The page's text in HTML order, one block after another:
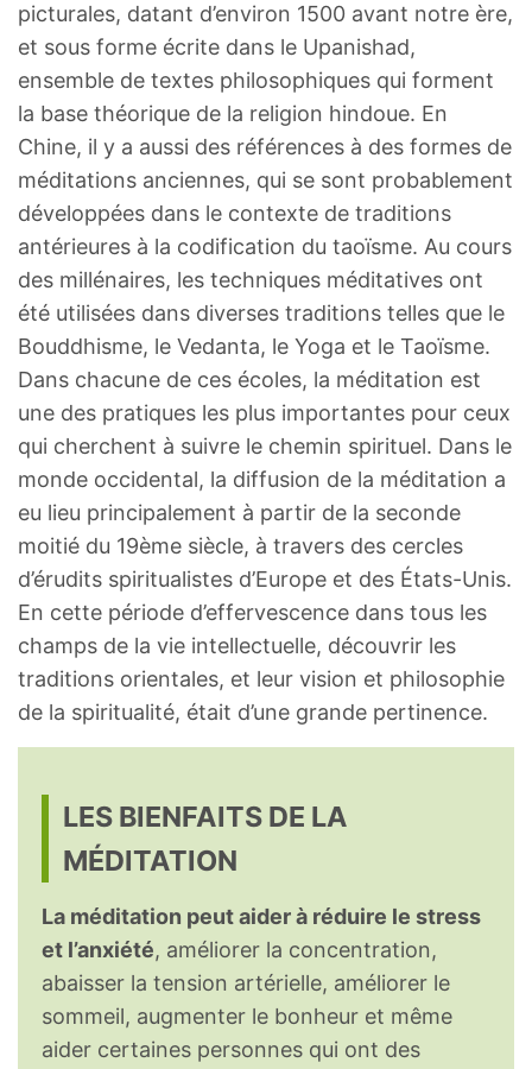
picturales, datant d’environ 1500 avant notre ère,
et sous forme écrite dans le Upanishad,
ensemble de textes philosophiques qui forment
la base théorique de la religion hindoue. En
Chine, il y a aussi des références à des formes de
méditations anciennes, qui se sont probablement
développées dans le contexte de traditions
antérieures à la codification du taoïsme. Au cours
des millénaires, les techniques méditatives ont
été utilisées dans diverses traditions telles que le
Bouddhisme, le Vedanta, le Yoga et le Taoïsme.
Dans chacune de ces écoles, la méditation est
une des pratiques les plus importantes pour ceux
qui cherchent à suivre le chemin spirituel. Dans le
monde occidental, la diffusion de la méditation a
eu lieu principalement à partir de la seconde
moitié du 19ème siècle, à travers des cercles
d’érudits spiritualistes d’Europe et des États-Unis.
En cette période d’effervescence dans tous les
champs de la vie intellectuelle, découvrir les
traditions orientales, et leur vision et philosophie
de la spiritualité, était d’une grande pertinence.
LES BIENFAITS DE LA
MÉDITATION
La méditation peut aider à réduire le stress
et l’anxiété, améliorer la concentration,
abaisser la tension artérielle, améliorer le
sommeil, augmenter le bonheur et même
aider certaines personnes qui ont des